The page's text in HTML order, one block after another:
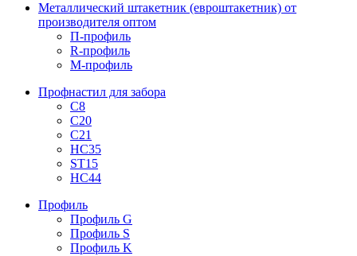
Металлический штакетник (евроштакетник) от
производителя оптом
П-профиль
R-профиль
М-профиль
Профнастил для забора
С8
С20
С21
НС35
ST15
НС44
Профиль
Профиль G
Профиль S
Профиль K